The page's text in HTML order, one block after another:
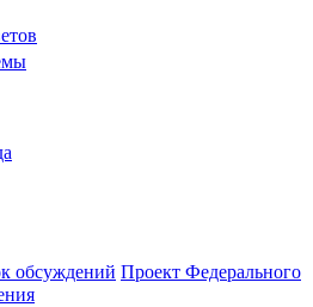
обсуждений Проект Федерального